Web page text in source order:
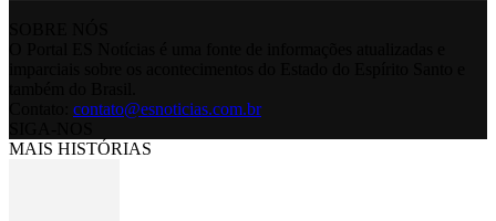
contato@esnoticias.com.br
MAIS HISTÓRIAS